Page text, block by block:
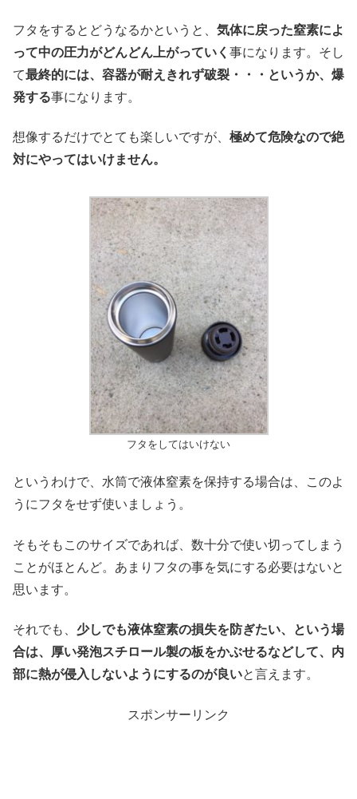
フタをするとどうなるかというと、 気体に戻った窒素によ
って中の圧力がどんどん上がっていく 事になります。そし
て最終的には、容器が耐えきれず破裂・・・というか、爆
発する事になります。
想像するだけでとても楽しいですが、 極めて危険なので絶
対にやってはいけません。
フタをしてはいけない
というわけで、水筒で液体窒素を保持する場合は、このよ
うにフタをせず使いましょう。
そもそもこのサイズであれば、数十分で使い切ってしまう
ことがほとんど。あまりフタの事を気にする必要はないと
思います。
それでも、 少しでも液体窒素の損失を防ぎたい、という場
合は、厚い発泡スチロール製の板をかぶせるなどして、内
部に熱が侵入しないようにするのが良いと言えます。
スポンサーリンク